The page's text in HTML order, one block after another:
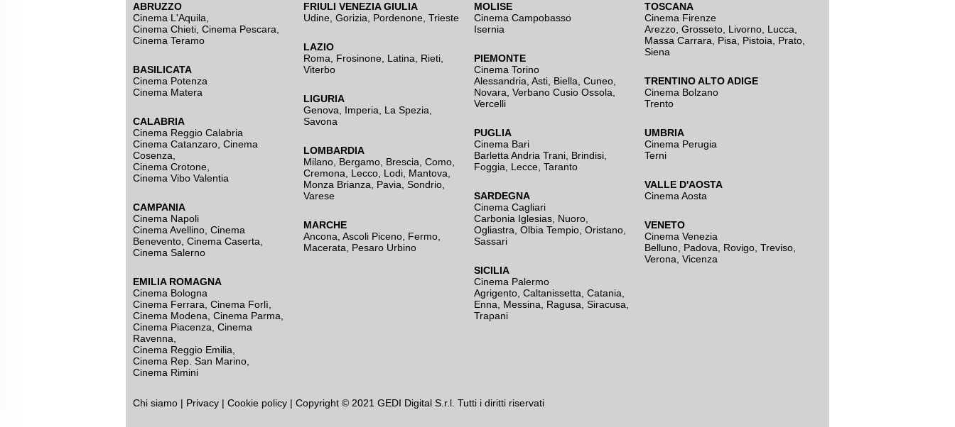
ABRUZZO
Cinema L'Aquila
Cinema Chieti, Cinema Pescara,
Cinema Teramo
BASILICATA
Cinema Potenza
Cinema Matera
CALABRIA
Cinema Reggio Calabria
Cinema Catanzaro Cinema
Cosenza
Cinema Crotone
Cinema Vibo Valentia
CAMPANIA
Cinema Napoli
Cinema Avellino Cinema
Benevento Cinema Caserta
Cinema Salerno
EMILIA ROMAGNA
Cinema Bologna
Cinema Ferrara Cinema Forlì
Cinema Modena Cinema Parma
Cinema Piacenza Cinema
Ravenna
Cinema Reggio Emilia
Cinema Rep. San Marino
Cinema Rimini
FRIULI VENEZIA GIULIA
Udine Gorizia Pordenone Trieste
LAZIO
Roma
Frosinone Latina Rieti
Viterbo
LIGURIA
Genova
Imperia La Spezia
Savona
LOMBARDIA
Milano Bergamo Brescia, Como
Cremona
Lecco Lodi Mantova
Monza Brianza
Pavia Sondrio
Varese
MARCHE
Ancona Ascoli Piceno Fermo
Macerata
Pesaro Urbino
MOLISE
Cinema Campobasso
Isernia
PIEMONTE
Cinema Torino
Alessandria Asti Biella Cuneo
Novara Verbano Cusio Ossola
Vercelli
PUGLIA
Cinema Bari
Barletta Andria Trani Brindisi
Foggia
Lecce Taranto
SARDEGNA
Cinema Cagliari
Carbonia Iglesias Nuoro
Ogliastra Olbia Tempio Oristano
Sassari
SICILIA
Cinema Palermo
Agrigento Caltanissetta Catania
Enna
Messina Ragusa Siracusa
Trapani
TOSCANA
Cinema Firenze
Arezzo Grosseto Livorno Lucca
Massa Carrara
Pisa Pistoia Prato
Siena
TRENTINO ALTO ADIGE
Cinema Bolzano
Trento
UMBRIA
Cinema Perugia
Terni
VALLE D'AOSTA
Cinema Aosta
VENETO
Cinema Venezia
Belluno Padova Rovigo Treviso
Verona Vicenza
Chi siamo | Privacy | Cookie policy | Copyright © 2021 GEDI Digital S.r.l. Tutti i diritti riservati